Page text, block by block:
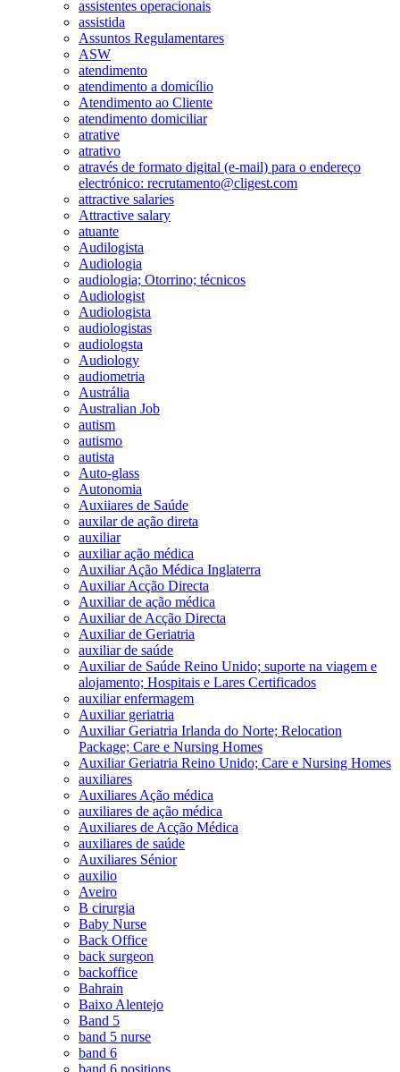
assistentes operacionais
assistida
Assuntos Regulamentares
ASW
atendimento
atendimento a domicílio
Atendimento ao Cliente
atendimento domiciliar
atrative
atrativo
através de formato digital (e-mail) para o endereço
electrónico: recrutamento@cligest.com
attractive salaries
Attractive salary
atuante
Audilogista
Audiologia
audiologia; Otorrino; técnicos
Audiologist
Audiologista
audiologistas
audiologsta
Audiology
audiometria
Austrália
Australian Job
autism
autismo
autista
Auto-glass
Autonomia
Auxiiares de Saúde
auxilar de ação direta
auxiliar
auxiliar ação médica
Auxiliar Ação Médica Inglaterra
Auxiliar Acção Directa
Auxiliar de ação médica
Auxiliar de Acção Directa
Auxiliar de Geriatria
auxiliar de saúde
Auxiliar de Saúde Reino Unido; suporte na viagem e
alojamento; Hospitais e Lares Certificados
auxiliar enfermagem
Auxiliar geriatria
Auxiliar Geriatria Irlanda do Norte; Relocation
Package; Care e Nursing Homes
Auxiliar Geriatria Reino Unido; Care e Nursing Homes
auxiliares
Auxiliares Ação médica
auxiliares de ação médica
Auxiliares de Acção Médica
auxiliares de saúde
Auxiliares Sénior
auxilio
Aveiro
B cirurgia
Baby Nurse
Back Office
back surgeon
backoffice
Bahrain
Baixo Alentejo
Band 5
band 5 nurse
band 6
band 6 positions